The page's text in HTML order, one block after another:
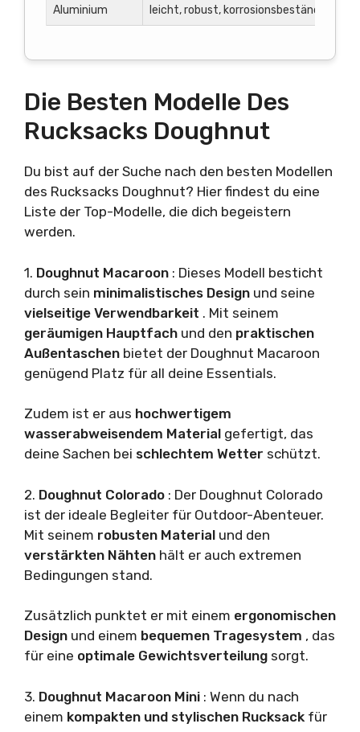
Aluminium leicht, robust, korrosionsbeständig
Die Besten Modelle Des
Rucksacks Doughnut
Du bist auf der Suche nach den besten Modellen
des Rucksacks Doughnut? Hier findest du eine
Liste der Top-Modelle, die dich begeistern
werden.
1. Doughnut Macaroon : Dieses Modell besticht
durch sein minimalistisches Design und seine
vielseitige Verwendbarkeit . Mit seinem
geräumigen Hauptfach und den praktischen
Außentaschen bietet der Doughnut Macaroon
genügend Platz für all deine Essentials.
Zudem ist er aus hochwertigem
wasserabweisendem Material gefertigt, das
deine Sachen bei schlechtem Wetter schützt.
2. Doughnut Colorado : Der Doughnut Colorado
ist der ideale Begleiter für Outdoor-Abenteuer.
Mit seinem robusten Material und den
verstärkten Nähten hält er auch extremen
Bedingungen stand.
Zusätzlich punktet er mit einem ergonomischen
Design und einem bequemen Tragesystem , das
für eine optimale Gewichtsverteilung sorgt.
3. Doughnut Macaroon Mini : Wenn du nach
einem kompakten und stylischen Rucksack für